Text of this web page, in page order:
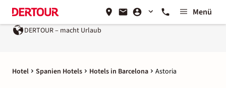
Menü
DERTOUR – macht Urlaub
Hotel Spanien Hotels Hotels in Barcelona Astoria